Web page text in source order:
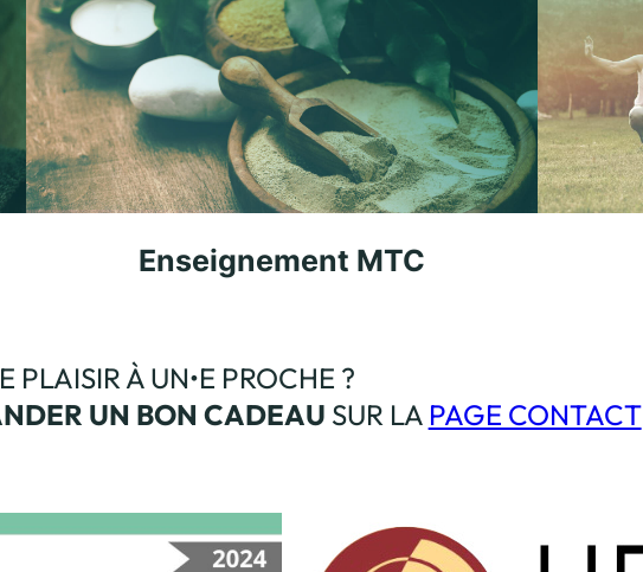
Enseignement MTC
PLAISIR À UN•E PROCHE ?
UN BON CADEAU SUR LA PAGE CONTACT